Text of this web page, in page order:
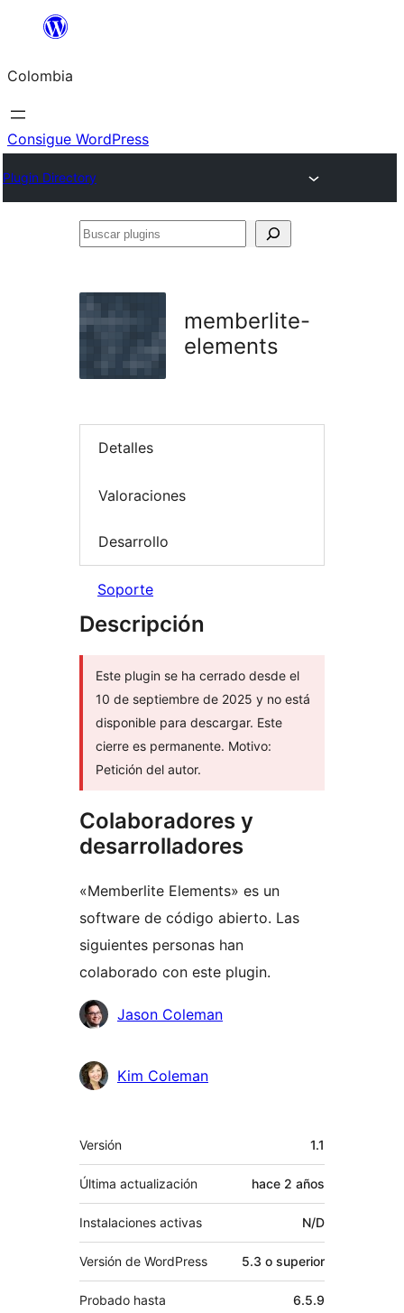
Saltar
contenido
Colombia
Consigue WordPress
Plugin Directory
Buscar
memberlite-
elements
Detalles
Valoraciones
Desarrollo
Soporte
Descripción
Este plugin se ha cerrado desde el
10 de septiembre de 2025 y no está
disponible para descargar. Este
cierre es permanente. Motivo:
Petición del autor.
Colaboradores y
desarrolladores
«Memberlite Elements» es un
software de código abierto. Las
siguientes personas han
colaborado con este plugin.
Colaboradores
Jason Coleman
Kim Coleman
Meta
Versión 1.1
Última actualización hace 2 años
Instalaciones activas N/D
Versión de WordPress 5.3 o superior
Probado hasta 6.5.9